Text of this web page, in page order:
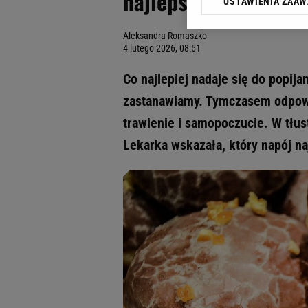
Aleksandra Romaszko
4 lutego 2026, 08:51
Co najlepiej nadaje się do
zastanawiamy. Tymczasem
trawienie i samopoczucie. W
Lekarka wskazała, który napój
Klikając „Akceptuję”
dotyczące plików
My, nasi Zaufani
Użycie dokładnych
Przechowywanie
badnie odbiorców i